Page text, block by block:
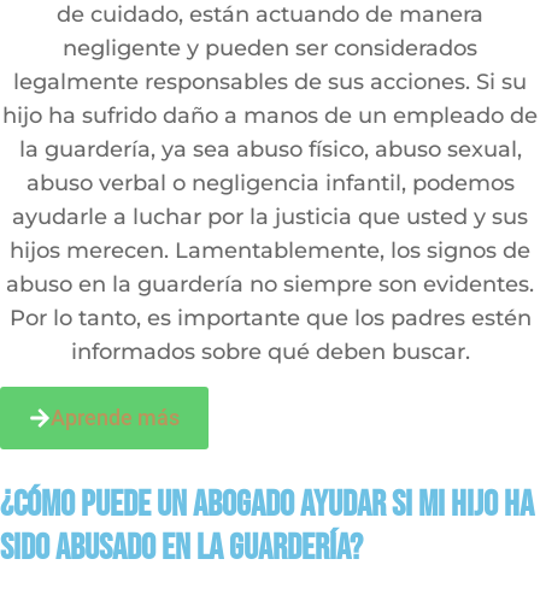
de cuidado, están actuando de manera
negligente y pueden ser considerados
legalmente responsables de sus acciones. Si su
hijo ha sufrido daño a manos de un empleado de
la guardería, ya sea abuso físico, abuso sexual,
abuso verbal o negligencia infantil, podemos
ayudarle a luchar por la justicia que usted y sus
hijos merecen. Lamentablemente, los signos de
abuso en la guardería no siempre son evidentes.
Por lo tanto, es importante que los padres estén
informados sobre qué deben buscar.
Aprende más
¿Cómo puede un abogado ayudar si mi hijo ha
sido abusado en la guardería?